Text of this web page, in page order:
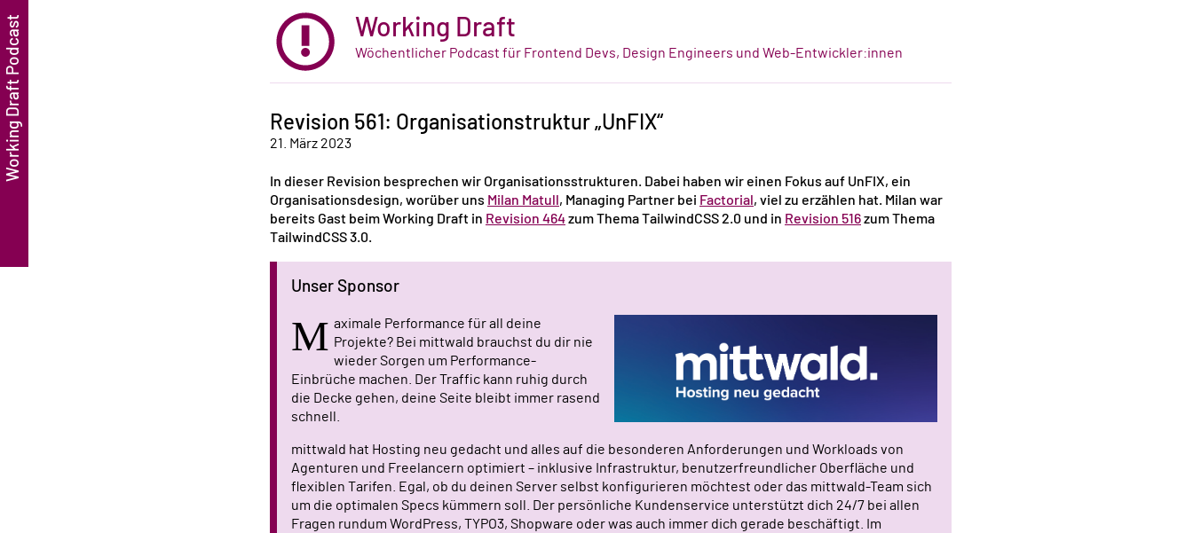
Working Draft
Wöchentlicher Podcast für Frontend Devs, Design Engineers und Web-Entwickler:innen
Revision 561: Organisationstruktur „UnFIX“
21. März 2023
In dieser Revision besprechen wir Organisationsstrukturen. Dabei haben wir einen Fokus auf UnFIX, ein
Organisationsdesign, worüber uns Milan Matull , Managing Partner bei Factorial , viel zu erzählen hat. Milan war
bereits Gast beim Working Draft in Revision 464zum Thema TailwindCSS 2.0 und in Revision 516zum Thema
TailwindCSS 3.0.
Unser Sponsor
M aximale Performance für all deine
Projekte? Bei mittwald brauchst du dir nie
wieder Sorgen um Performance-
Einbrüche machen. Der Traffic kann ruhig durch
die Decke gehen, deine Seite bleibt immer rasend
schnell.
mittwald hat Hosting neu gedacht und alles auf die besonderen Anforderungen und Workloads von
Agenturen und Freelancern optimiert – inklusive Infrastruktur, benutzerfreundlicher Oberfläche und
flexiblen Tarifen. Egal, ob du deinen Server selbst konfigurieren möchtest oder das mittwald-Team sich
um die optimalen Specs kümmern soll. Der persönliche Kundenservice unterstützt dich 24/7 bei allen
Fragen rundum WordPress, TYPO3, Shopware oder was auch immer dich gerade beschäftigt. Im